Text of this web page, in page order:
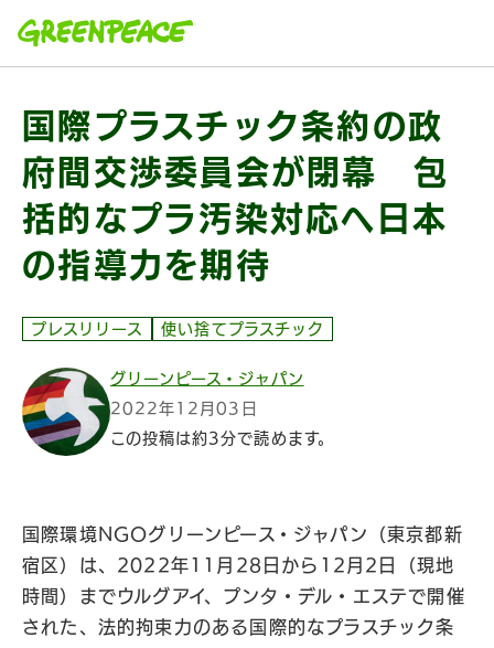
国際プラスチック条約の政
府間交渉委員会が閉幕 包
括的なプラ汚染対応へ日本
の指導力を期待
プレスリリース 使い捨てプラスチック
グリーンピース・ジャパン
2022年12月03日
この投稿は約3分で読めます。
国際環境NGOグリーンピース・ジャパン（東京都新
宿区）は、2022年11月28日から12月2日（現地
時間）までウルグアイ、プンタ・デル・エステで開催
された、法的拘束力のある国際的なプラスチック条